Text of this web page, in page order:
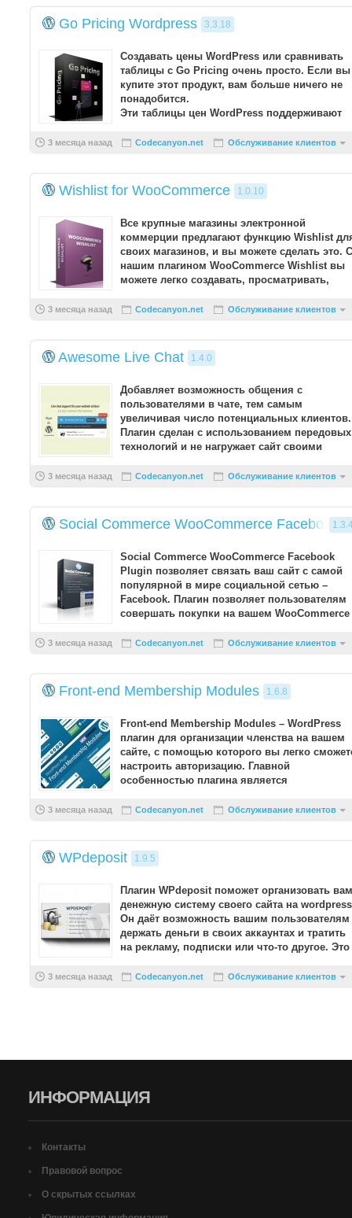
Go Pricing Wordpress 3.3.18
Создавать цены WordPress или сравнивать
таблицы с Go Pricing очень просто. Если вы
купите этот продукт, вам больше ничего не
понадобится.
Эти таблицы цен WordPress поддерживают
3 месяца назад Codecanyon.net Обслуживание клиентов
Wishlist for WooCommerce 1.0.10
Все крупные магазины электронной
коммерции предлагают функцию Wishlist
своих магазинов, и вы можете сделать это. С
нашим плагином WooCommerce Wishlist вы
можете легко создавать, просматривать,
3 месяца назад Codecanyon.net Обслуживание клиентов
Awesome Live Chat 1.4.0
Добавляет возможность общения с
пользователями в чате, тем самым
увеличивая число потенциальных клиентов.
Плагин сделан с использованием передовых
технологий и не нагружает сайт своими
3 месяца назад Codecanyon.net Обслуживание клиентов
Social Commerce WooCommerce Facebook
Social Commerce WooCommerce Facebook
Plugin позволяет связать ваш сайт с самой
популярной в мире социальной сетью –
Facebook. Плагин позволяет пользователям
совершать покупки на вашем WooCommerce
3 месяца назад Codecanyon.net Обслуживание клиентов
Front-end Membership Modules 1.6.8
Front-end Membership Modules – WordPress
плагин для организации членства на вашем
сайте, с помощью которого вы легко
настроить авторизацию. Главной
особенностью плагина является
...
3 месяца назад Codecanyon.net Обслуживание клиентов
WPdeposit 1.9.5
Плагин WPdeposit поможет организовать вам
денежную систему своего сайта на
Он даёт возможность вашим пользователям
держать деньги в своих аккаунтах и тратить
на рекламу, подписки или что-то другое. Это
3 месяца назад Codecanyon.net Обслуживание клиентов
ИНФОРМАЦИЯ
Контакты
Правовой вопрос
О скрытых ссылках